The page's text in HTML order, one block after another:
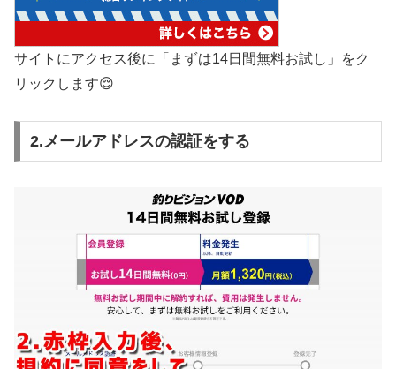
サイトにアクセス後に「まずは14日間無料お試し」をク
リックします😌
2.メールアドレスの認証をする